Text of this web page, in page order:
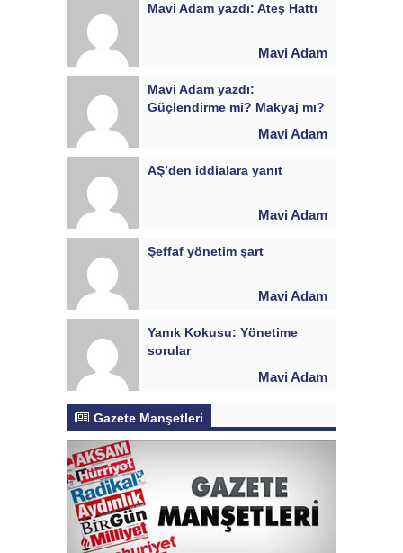
Mavi Adam yazdı: Ateş Hattı
Mavi Adam
Mavi Adam yazdı:
Güçlendirme mi? Makyaj mı?
Mavi Adam
AŞ’den iddialara yanıt
Mavi Adam
Şeffaf yönetim şart
Mavi Adam
Yanık Kokusu: Yönetime
sorular
Mavi Adam
Gazete Manşetleri